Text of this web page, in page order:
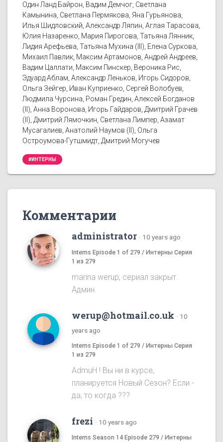
Один Ланд Байрон, Вадим Демчог, Светлана
Камынина, Светлана Пермякова, Яна Гурьянова,
Илья Шидловский, Александр Ляпин, Аглая Тарасова,
Юлия Назаренко, Мария Пирогова, Татьяна Лянник,
Лидия Арефьева, Татьяна Мухина (III), Елена Суркова,
Михаил Павлик, Максим Артамонов, Андрей Андреев,
Вадим Цаллати, Максим Пинскер, Вероника Рис,
Эдуард Аблам, Александр Леньков, Игорь Сидоров,
Ольга Зейгер, Иван Куприенко, Сергей Волобуев,
Людмила Чурсина, Роман Гредин, Алексей Богданов
(II), Анна Воронова, Игорь Гайдаров, Дмитрий Грачев
(II), Дмитрий Лямочкин, Светлана Лимпер, Азамат
Мусагалиев, Анатолий Наумов (II), Ольга
Остроумова-Гутшмидт, Дмитрий Могучев
#ИНТЕРНЫ
Комментарии
administrator · 10 years ago
Interns Episode 1 of 279 / Интерны Серия
1 из 279
marina werup, сериал закрыт.
Админ.
werup@hotmail.co.uk · 10
years ago
Interns Episode 1 of 279 / Интерны Серия
1 из 279
AdmuH ! Bы ни в курсе,
планируется Hовый Cезон? Eсли -
да, то когда ???
frezi · 10 years ago
Interns Season 14 Episode 279 / Интерны